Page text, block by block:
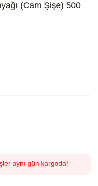
(Cam Şişe) 500
aynı gün kargoda!